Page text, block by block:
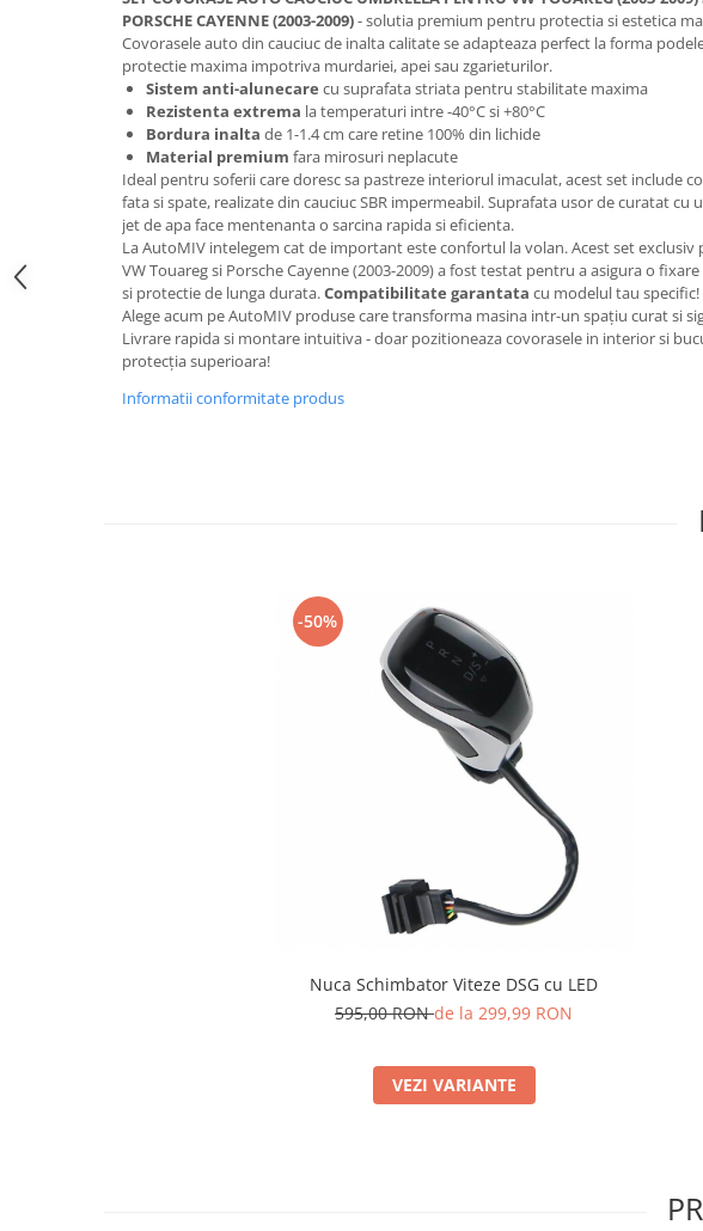
Pompa Spalator Parbriz
Accesorii Camioane
Lampi si Proiectoare Camion
Marcaje si Echipamente de
Accesorii Cabina Camion
Echipamente Electrice si
Pneumatice
Echipamente ADR si Utilitare
Uleiuri si Lichide Auto
Aditivi Combustibil
Lubrifianti si Spray-uri de Curatare
PORSCHE CAYENNE (2003-2009)- solutia premium pentru protectia si estetica
Covorasele auto din cauciuc de inalta calitate se adapteaza perfect la forma
protectie maxima impotriva murdariei, apei sau zgarieturilor.
Sistem anti-alunecare cu suprafata striata pentru stabilitate maxima
Rezistenta extrema la temperaturi intre -40°C si +80°C
Bordura inalta de 1-1.4 cm care retine 100% din lichide
Material premium fara mirosuri neplacute
Ideal pentru soferii care doresc sa pastreze interiorul imaculat, acest set include
fata si spate, realizate din cauciuc SBR impermeabil. Suprafata usor de curatat cu
jet de apa face mentenanta o sarcina rapida si eficienta.
La AutoMIV intelegem cat de important este confortul la volan. Acest set exclusiv
VW Touareg si Porsche Cayenne (2003-2009) a fost testat pentru a asigura o
si protectie de lunga durata.Compatibilitate garantata cu modelul tau specific!
Alege acum pe AutoMIV produse care transforma masina intr-un spațiu curat si
Livrare rapida si montare intuitiva - doar pozitioneaza covorasele in interior si
protecția superioara!
Informatii conformitate produs
-50%
Nuca Schimbator Viteze DSG cu LED
595,00 RONde la 299,99 RON
VEZI VARIANTE